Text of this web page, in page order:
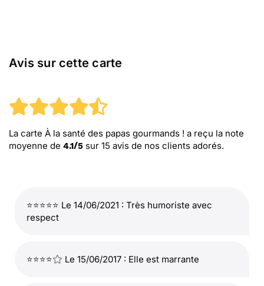
Avis sur cette carte
La carte À la santé des papas gourmands ! a reçu la note
moyenne de 4.1/5 sur 15 avis de nos clients adorés.
⭐⭐⭐⭐⭐ Le 14/06/2021 : Très humoriste avec
respect
⭐⭐⭐⭐ Le 15/06/2017 : Elle est marrante